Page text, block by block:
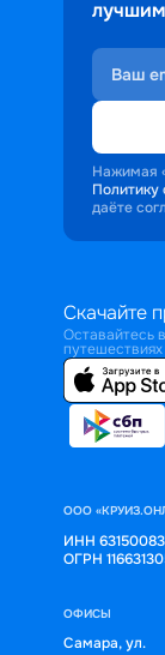
Нажимая
Политику
даёте
Скачайте
Оставайтесь
путешествиях
ООО
ИНН
ОГРН
ОФИСЫ
Самара, ул.